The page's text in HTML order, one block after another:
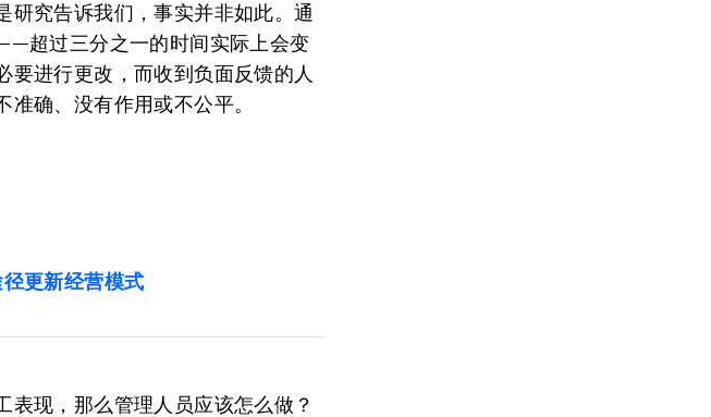
研究告诉我们，事实并非如此。通
超过三分之一的时间实际上会变
进行更改，而收到负面反馈的人
确、没有作用或不公平。
更新经营模式
现，那么管理人员应该怎么做？